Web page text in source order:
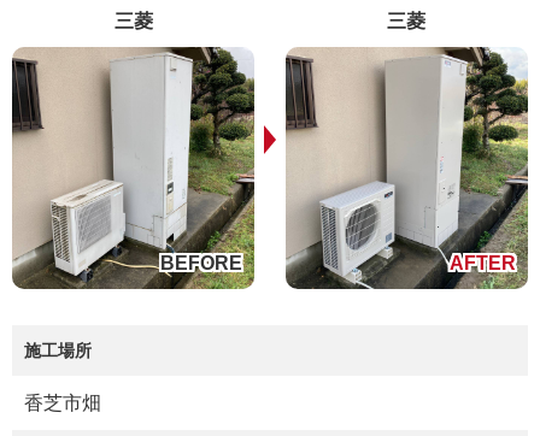
三菱 三菱
施工場所
香芝市畑